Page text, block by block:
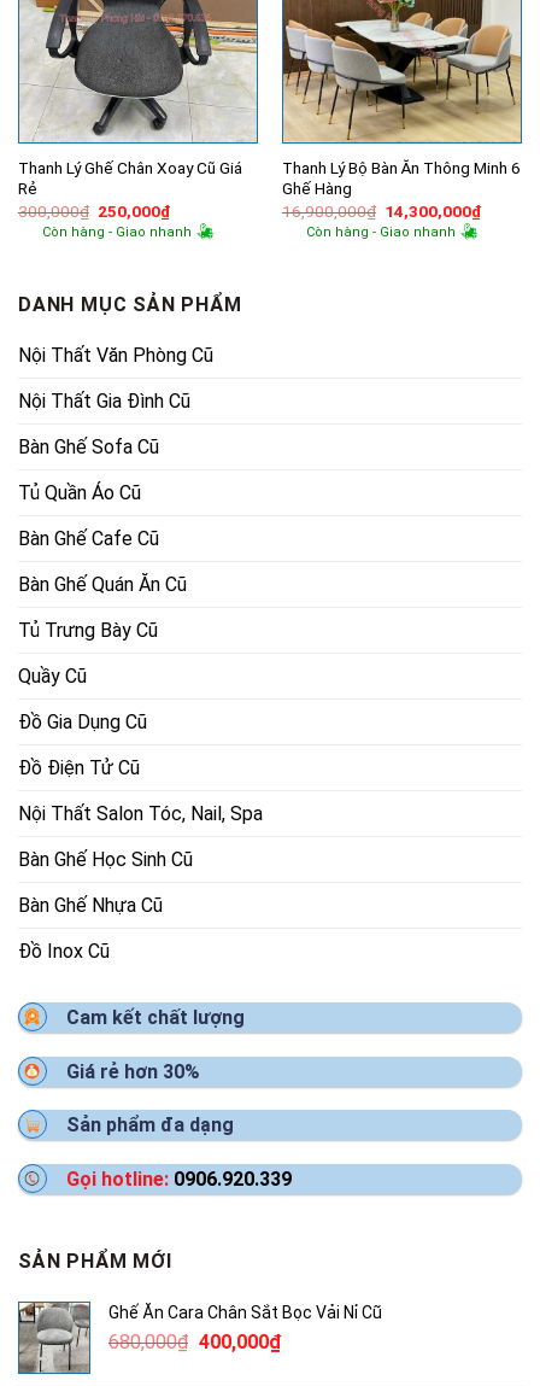
Thanh Lý Ghế Chân Xoay Cũ Giá
Rẻ
300,000₫ Giá
gốc
là:
250,000₫Giá
hiện
tại
Còn hàng - Giao nhanh
Thanh Lý Bộ Bàn Ăn Thông Minh 6
Ghế Hàng
16,900,000₫ Giá
gốc
là:
14,300,000₫Giá
hiện
Còn hàng - Giao nhanh
DANH MỤC SẢN PHẨM
Nội Thất Văn Phòng Cũ
Nội Thất Gia Đình Cũ
Bàn Ghế Sofa Cũ
Tủ Quần Áo Cũ
Bàn Ghế Cafe Cũ
Bàn Ghế Quán Ăn Cũ
Tủ Trưng Bày Cũ
Quầy Cũ
Đồ Gia Dụng Cũ
Đồ Điện Tử Cũ
Nội Thất Salon Tóc, Nail, Spa
Bàn Ghế Học Sinh Cũ
Bàn Ghế Nhựa Cũ
Đồ Inox Cũ
Cam kết chất lượng
Giá rẻ hơn 30%
Sản phẩm đa dạng
Gọi hotline: 0906.920.339
SẢN PHẨM MỚI
Ghế Ăn Cara Chân Sắt Bọc Vải Nỉ Cũ
680,000₫ Giá
400,000₫Giá